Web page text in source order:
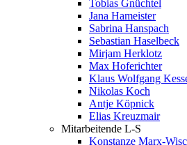
Tobias Gnüchtel
Jana Hameister
Sabrina Hanspach
Sebastian Haselbeck
Mirjam Herklotz
Max Hoferichter
Klaus Wolfgang
Nikolas Koch
Antje Köpnick
Elias Kreuzmair
Mitarbeitende L-S
Konstanze Marx-